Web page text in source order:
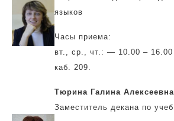
языков
Часы приема:
вт., ср., чт.: — 10.00 – 16.00
каб. 209.
Тюрина Галина Алексеевна
Заместитель декана по